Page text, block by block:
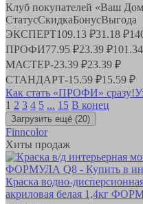
Клуб покупателей «Ваш
СтатусСкидкаБонусВыгода
ЭКСПЕРТ109.13 ₽31.18 ₽
ПРОФИ77.95 ₽23.39 ₽
МАСТЕР-23.39 ₽23.39 ₽
СТАНДАРТ-15.59 ₽15.59 ₽
Как стать «ПРОФИ» сразу!
1 2 3 4 5 ... 15 В конец
Загрузить ещё (20)
Finncolor
Хиты продаж
Краска водно-
акриловая белая 1,4кг